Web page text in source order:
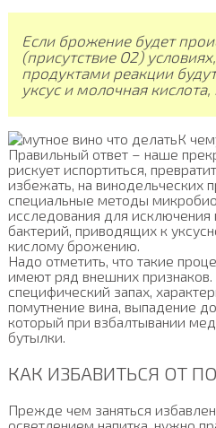
Если брожение будет
(присутствие О2)
продуктами реакции
уксус и молочная
К
Правильный ответ – наше
рискует испортиться,
избежать, на винодельческих
специальные методы
исследования для исключения
бактерий, приводящих к
кислому брожению.
Надо отметить, что такие
имеют ряд внешних признаков.
специфический запах,
помутнение вина, выпадение
который при взбалтывании
бутылки.
КАК ИЗБАВИТЬСЯ ОТ
Прежде чем заняться
осветлением напитка, нужно